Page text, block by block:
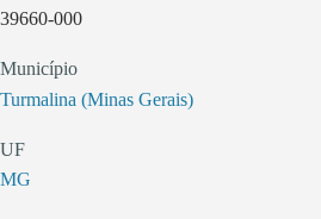
39660-000
Município
Turmalina (Minas Gerais)
UF
MG